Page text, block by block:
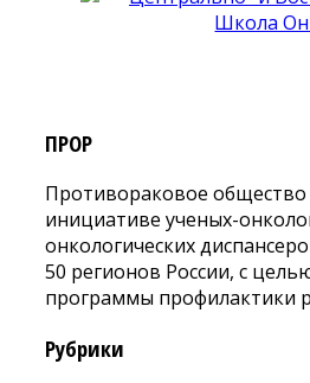
ПРОР
Противораковое
инициативе ученых-
онкологических
50 регионов России, с
программы профилактики
Рубрики